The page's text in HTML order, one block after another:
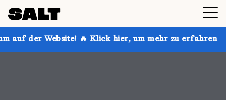
Klick hier, um mehr zu erfahren Hol dir bis zu